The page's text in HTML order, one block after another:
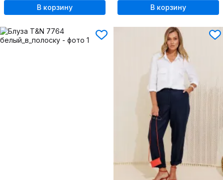
В корзину В корзину